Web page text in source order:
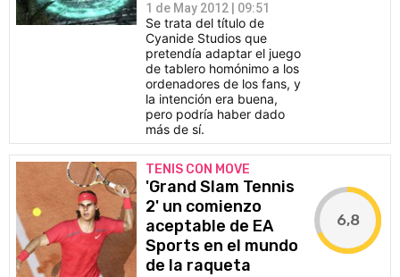
1 de May 2012 | 09:51
Se trata del título de
Cyanide Studios que
pretendía adaptar el juego
de tablero homónimo a los
ordenadores de los fans, y
la intención era buena,
pero podría haber dado
más de sí.
TENIS CON MOVE
'Grand Slam Tennis
2' un comienzo
aceptable de EA
Sports en el mundo
de la raqueta
6,8